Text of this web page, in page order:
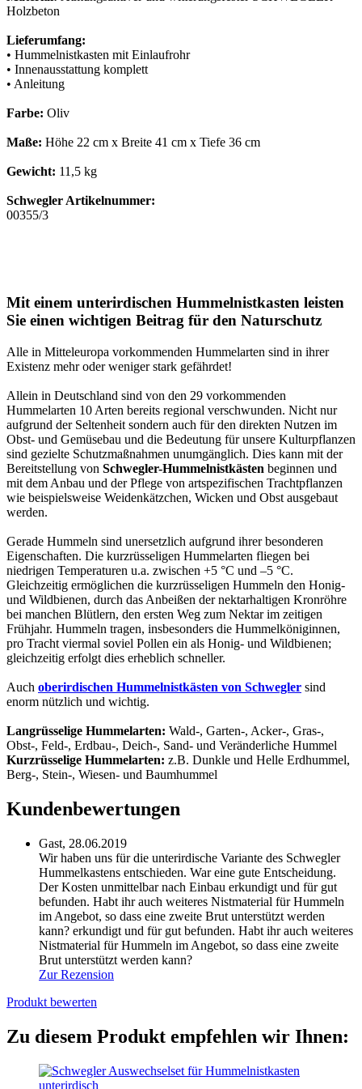
Holzbeton
Lieferumfang:
• Hummelnistkasten mit Einlaufrohr
• Innenausstattung komplett
• Anleitung
Farbe: Oliv
Maße: Höhe 22 cm x Breite 41 cm x Tiefe 36 cm
Gewicht: 11,5 kg
Schwegler Artikelnummer:
00355/3
Mit einem unterirdischen Hummelnistkasten leisten
Sie einen wichtigen Beitrag für den Naturschutz
Alle in Mitteleuropa vorkommenden Hummelarten sind in ihrer
Existenz mehr oder weniger stark gefährdet!
Allein in Deutschland sind von den 29 vorkommenden
Hummelarten 10 Arten bereits regional verschwunden. Nicht nur
aufgrund der Seltenheit sondern auch für den direkten Nutzen im
Obst- und Gemüsebau und die Bedeutung für unsere Kulturpflanzen
sind gezielte Schutzmaßnahmen unumgänglich. Dies kann mit der
Bereitstellung von Schwegler-Hummelnistkästen beginnen und
mit dem Anbau und der Pflege von artspezifischen Trachtpflanzen
wie beispielsweise Weidenkätzchen, Wicken und Obst ausgebaut
werden.
Gerade Hummeln sind unersetzlich aufgrund ihrer besonderen
Eigenschaften. Die kurzrüsseligen Hummelarten fliegen bei
niedrigen Temperaturen u.a. zwischen +5 °C und –5 °C.
Gleichzeitig ermöglichen die kurzrüsseligen Hummeln den Honig-
und Wildbienen, durch das Anbeißen der nektarhaltigen Kronröhre
bei manchen Blütlern, den ersten Weg zum Nektar im zeitigen
Frühjahr. Hummeln tragen, insbesonders die Hummelköniginnen,
pro Tracht viermal soviel Pollen ein als Honig- und Wildbienen;
gleichzeitig erfolgt dies erheblich schneller.
Auch oberirdischen Hummelnistkästen von Schwegler sind
enorm nützlich und wichtig.
Langrüsselige Hummelarten: Wald-, Garten-, Acker-, Gras-,
Obst-, Feld-, Erdbau-, Deich-, Sand- und Veränderliche Hummel
Kurzrüsselige Hummelarten: z.B. Dunkle und Helle Erdhummel,
Berg-, Stein-, Wiesen- und Baumhummel
Kundenbewertungen
Gast, 28.06.2019
Wir haben uns für die unterirdische Variante des Schwegler
Hummelkastens entschieden. War eine gute Entscheidung.
Der Kosten unmittelbar nach Einbau erkundigt und für gut
befunden. Habt ihr auch weiteres Nistmaterial für Hummeln
im Angebot, so dass eine zweite Brut unterstützt werden
kann? erkundigt und für gut befunden. Habt ihr auch weiteres
Nistmaterial für Hummeln im Angebot, so dass eine zweite
Brut unterstützt werden kann?
Zur Rezension
Produkt bewerten
Zu diesem Produkt empfehlen wir Ihnen: